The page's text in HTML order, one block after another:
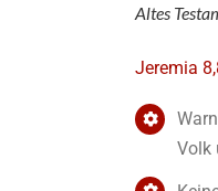
Altes
Jeremia
Volk